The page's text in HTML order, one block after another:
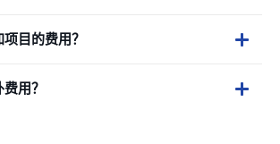
目的费用？
用？